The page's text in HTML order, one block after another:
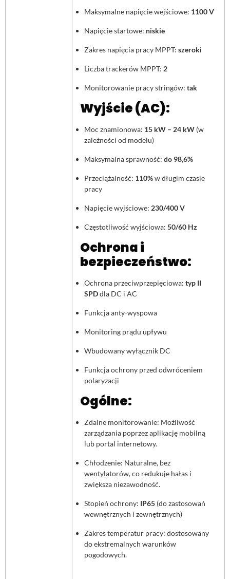
Maksymalne napięcie wejściowe: 1100 V
Napięcie startowe: niskie
Zakres napięcia pracy MPPT: szeroki
Liczba trackerów MPPT: 2
Monitorowanie pracy stringów: tak
Wyjście (AC):
Moc znamionowa: 15 kW – 24 kW (w
zależności od modelu)
Maksymalna sprawność: do 98,6%
Przeciążalność: 110%w długim czasie
pracy
Napięcie wyjściowe: 230/400 V
Częstotliwość wyjściowa: 50/60 Hz
Ochrona i
bezpieczeństwo:
Ochrona przeciwprzepięciowa: typ II
SPDdla DC i AC
Funkcja anty-wyspowa
Monitoring prądu upływu
Wbudowany wyłącznik DC
Funkcja ochrony przed odwróceniem
polaryzacji
Ogólne:
Zdalne monitorowanie: Możliwość
zarządzania poprzez aplikację mobilną
lub portal internetowy.
Chłodzenie: Naturalne, bez
wentylatorów, co redukuje hałas i
zwiększa niezawodność.
Stopień ochrony: IP65 (do zastosowań
wewnętrznych i zewnętrznych)
Zakres temperatur pracy: dostosowany
do ekstremalnych warunków
pogodowych.